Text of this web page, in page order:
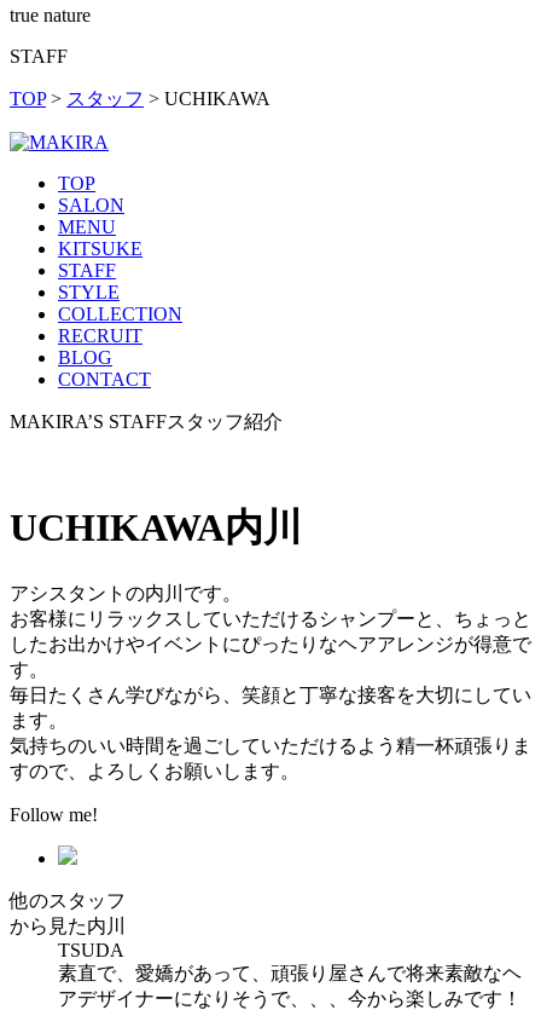
true nature
STAFF
TOP> スタッフ > UCHIKAWA
TOP
SALON
MENU
KITSUKE
STAFF
STYLE
COLLECTION
RECRUIT
BLOG
CONTACT
MAKIRA’S STAFFスタッフ紹介
UCHIKAWA内川
アシスタントの内川です。
お客様にリラックスしていただけるシャンプーと、ちょっと
したお出かけやイベントにぴったりなヘアアレンジが得意で
す。
毎日たくさん学びながら、笑顔と丁寧な接客を大切にしてい
ます。
気持ちのいい時間を過ごしていただけるよう精一杯頑張りま
すので、よろしくお願いします。
Follow me!
他のスタッフ
から見た内川
TSUDA
素直で、愛嬌があって、頑張り屋さんで将来素敵なヘ
アデザイナーになりそうで、、、今から楽しみです！